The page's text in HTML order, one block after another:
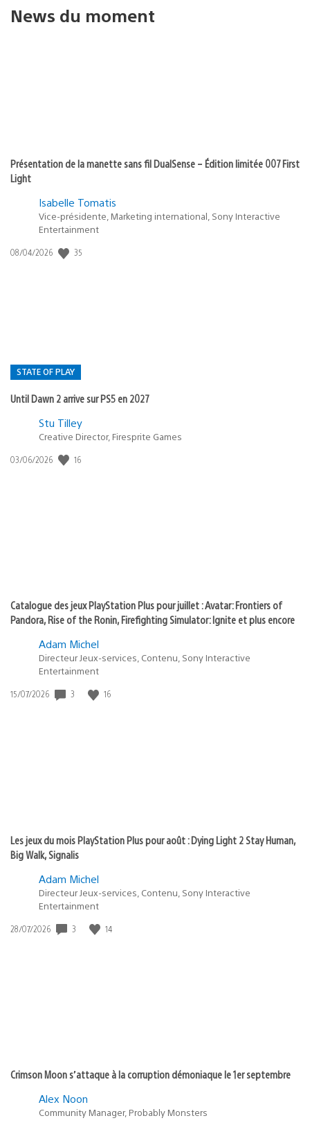
News du moment
Présentation de la manette sans fil DualSense – Édition limitée 007 First
Light
Isabelle Tomatis
Vice-présidente, Marketing international, Sony Interactive
Entertainment
Date
08/04/2026 35
STATE OF PLAY
Until Dawn 2 arrive sur PS5 en 2027
Postée
:
Stu Tilley
Creative Director, Firesprite Games
Date
03/06/2026 16
Catalogue des jeux PlayStation Plus pour juillet : Avatar: Frontiers of
Pandora, Rise of the Ronin, Firefighting Simulator: Ignite et plus encore
Adam Michel
Directeur Jeux-services, Contenu, Sony Interactive
Entertainment
Date
15/07/2026 3 16
Les jeux du mois PlayStation Plus pour août : Dying Light 2 Stay Human,
Big Walk, Signalis
Adam Michel
Directeur Jeux-services, Contenu, Sony Interactive
Entertainment
Date
28/07/2026 3 14
Crimson Moon s’attaque à la corruption démoniaque le 1er septembre
Alex Noon
Community Manager, Probably Monsters